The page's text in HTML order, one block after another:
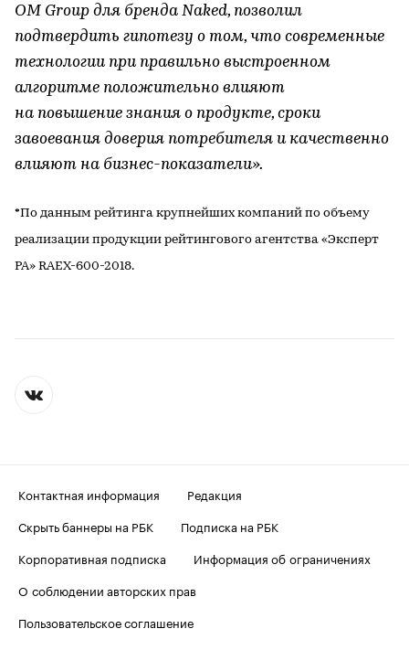
OM Group для бренда Naked, позволил
подтвердить гипотезу о том, что современные
технологии при правильно выстроенном
алгоритме положительно влияют
на повышение знания о продукте, сроки
завоевания доверия потребителя и качественно
влияют на бизнес-показатели».
*По данным рейтинга крупнейших компаний по объему
реализации продукции рейтингового агентства «Эксперт
РА» RAEX-600-2018.
Контактная информация
Редакция
Скрыть баннеры на РБК
Подписка на РБК
Корпоративная подписка
Информация об ограничениях
О соблюдении авторских прав
Пользовательское соглашение